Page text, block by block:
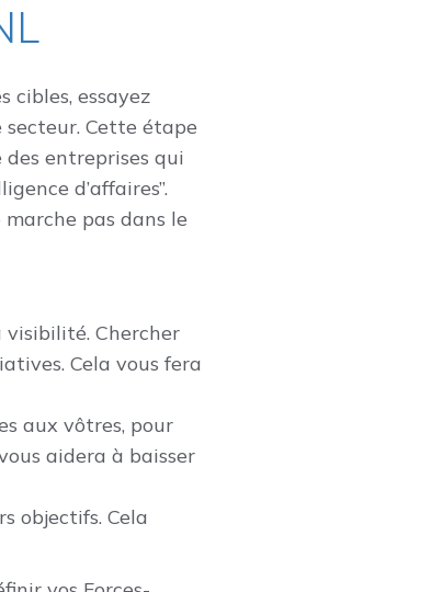
cibles, essayez
Cette étape
entreprises qui
d’affaires”.
pas dans le
Chercher
Cela vous fera
aux vôtres, pour
aidera à baisser
objectifs. Cela